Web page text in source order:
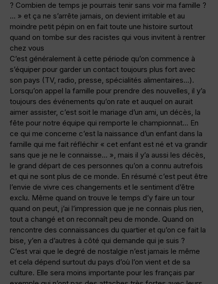
? Combien de temps je pourrais tenir sans voir ma famille ?
… » et ça ne s’arrête jamais, on devient irritable et au
moindre petit pépin on en fait toute une histoire surtout
quand on tombe sur des racistes qui vous invitent à rentrer
chez vous
C’est généralement à cette période qu’on commence à
s’équiper pour garder un contact toujours plus fort avec
son pays (TV, radio, presse, spécialités alimentaires…).
Lorsqu’on appel la famille pour prendre des nouvelles, il y’a
toujours des événements qu’on rate et auquel on aurait
aimer assister, c’est soit le mariage d’un ami, un décès, la
fête pour notre équipe qui remporte le championnat… En
ce qui me concerne c’est la naissance d’un enfant dans la
famille qui me fait réfléchir « cet enfant est né et va grandir
sans que je ne le connaisse… », mais il y’a aussi les décès,
le grand départ de ces personnes qu’on a connu autrefois
et qui ne sont plus de ce monde. En résumé c’est peut être
l’envie de vivre ces changements et le sentiment d’être
exclu. Même quand on trouve le temps d’y faire un tour
quand on peut, j’ai l’impression que je ne connais plus rien,
tout a changé et on reconnaît peu de monde. Quand on
rencontre des connaissances du quartier et qu’on ce fait la
bise, y’en a d’autres à côté qui demande qui je suis ?
C’est vrai que le degré de nostalgie n’est jamais le même
et cela dépend surtout du pays d’où l’on vient et de sa
culture. Elle sera moins importante pour les français par